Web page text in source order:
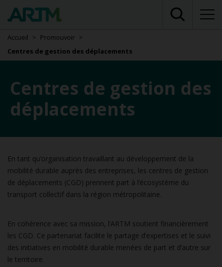
Accueil
Promouvoir
Centres de gestion des déplacements
Centres de gestion des
déplacements
En tant qu’organisation travaillant au développement de la
mobilité durable auprès des entreprises, les centres de gestion
de déplacements (CGD) prennent part à l’écosystème du
transport collectif dans la région métropolitaine.
En cohérence avec sa mission, l’ARTM soutient financièrement
les CGD. Ce partenariat facilite le partage d’expertises et le suivi
des initiatives en mobilité durable menées de part et d’autre sur
le territoire.